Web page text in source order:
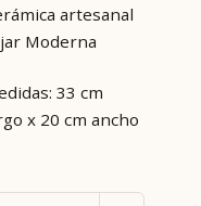
artesanal
Moderna
33 cm
x 20 cm ancho